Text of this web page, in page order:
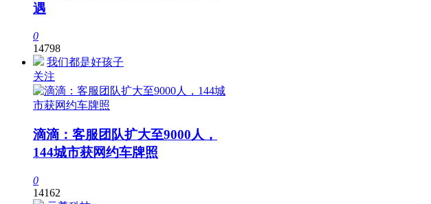
遇
0
14798
我们都是好孩子
关注
滴滴：客服团队扩大至9000人，
144城市获网约车牌照
0
14162